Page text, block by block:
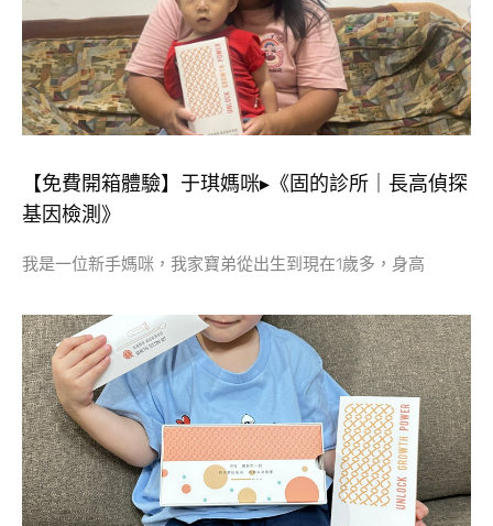
【免費開箱體驗】于琪媽咪▸《固的診所｜長高偵探
基因檢測》
我是一位新手媽咪，我家寶弟從出生到現在1歲多，身高